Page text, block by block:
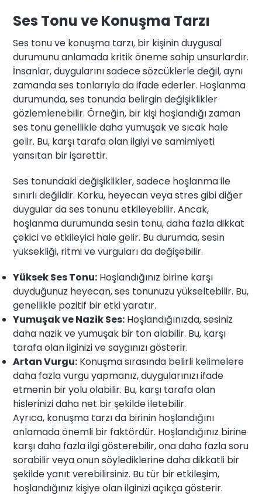
Ses Tonu ve Konuşma Tarzı
Ses tonu ve konuşma tarzı, bir kişinin duygusal
durumunu anlamada kritik öneme sahip unsurlardır.
İnsanlar, duygularını sadece sözcüklerle değil, aynı
zamanda ses tonlarıyla da ifade ederler. Hoşlanma
durumunda, ses tonunda belirgin değişiklikler
gözlemlenebilir. Örneğin, bir kişi hoşlandığı zaman
ses tonu genellikle daha yumuşak ve sıcak hale
gelir. Bu, karşı tarafa olan ilgiyi ve samimiyeti
yansıtan bir işarettir.
Ses tonundaki değişiklikler, sadece hoşlanma ile
sınırlı değildir. Korku, heyecan veya stres gibi diğer
duygular da ses tonunu etkileyebilir. Ancak,
hoşlanma durumunda sesin tonu, daha fazla dikkat
çekici ve etkileyici hale gelir. Bu durumda, sesin
yüksekliği, ritmi ve vurguları da değişebilir.
Yüksek Ses Tonu: Hoşlandığınız birine karşı
duyduğunuz heyecan, ses tonunuzu yükseltebilir. Bu,
genellikle pozitif bir etki yaratır.
Yumuşak ve Nazik Ses: Hoşlandığınızda, sesiniz
daha nazik ve yumuşak bir ton alabilir. Bu, karşı
tarafa olan ilginizi ve saygınızı gösterir.
Artan Vurgu: Konuşma sırasında belirli kelimelere
daha fazla vurgu yapmanız, duygularınızı ifade
etmenin bir yolu olabilir. Bu, karşı tarafa olan
hislerinizi daha net bir şekilde iletebilir.
Ayrıca, konuşma tarzı da birinin hoşlandığını
anlamada önemli bir faktördür. Hoşlandığınız birine
karşı daha fazla ilgi gösterebilir, ona daha fazla soru
sorabilir veya onun söylediklerine daha dikkatli bir
şekilde yanıt verebilirsiniz. Bu tür bir etkileşim,
hoşlandığınız kişiye olan ilginizi açıkça gösterir.